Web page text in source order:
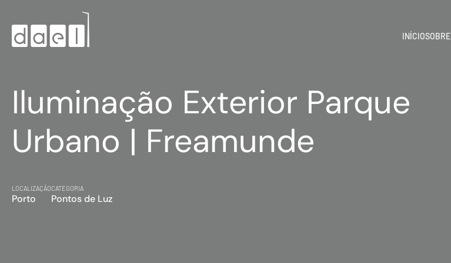
INÍCIOSOBRE
Iluminação Exterior Parque
Urbano | Freamunde
LOCALIZAÇÃO
Porto
CATEGORIA
Pontos de Luz